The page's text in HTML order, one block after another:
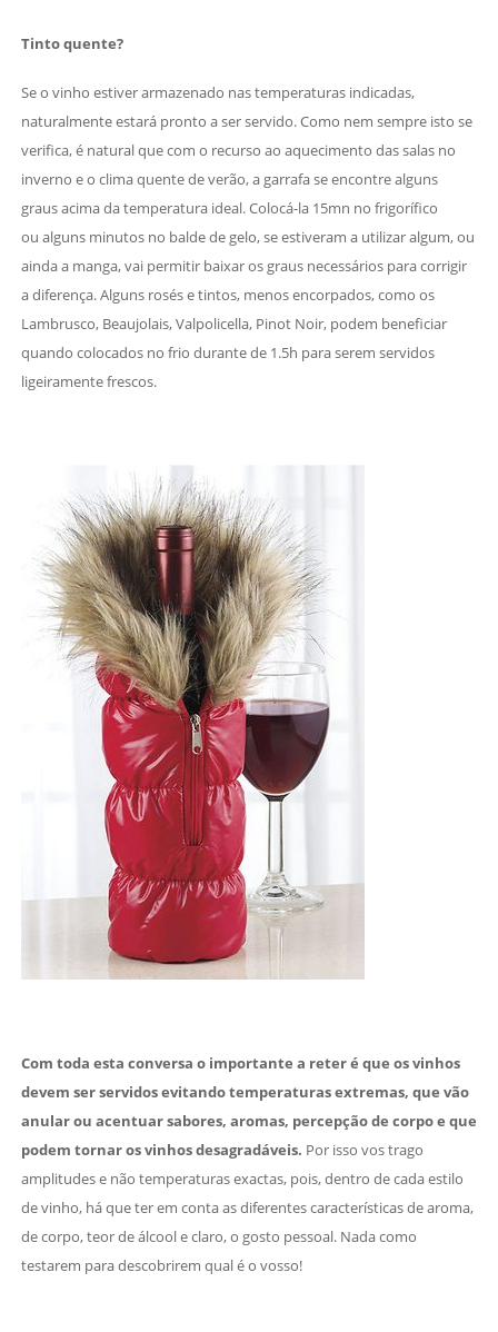
Tinto quente?
Se o vinho estiver armazenado nas temperaturas indicadas,
naturalmente estará pronto a ser servido. Como nem sempre isto se
verifica, é natural que com o recurso ao aquecimento das salas no
inverno e o clima quente de verão, a garrafa se encontre alguns
graus acima da temperatura ideal. Colocá-la 15mn no frigorífico
ou alguns minutos no balde de gelo, se estiveram a utilizar algum, ou
ainda a manga, vai permitir baixar os graus necessários para corrigir
a diferença. Alguns rosés e tintos, menos encorpados, como os
Lambrusco, Beaujolais, Valpolicella, Pinot Noir, podem beneficiar
quando colocados no frio durante de 1.5h para serem servidos
ligeiramente frescos.
Com toda esta conversa o importante a reter é que os vinhos
devem ser servidos evitando temperaturas extremas, que vão
anular ou acentuar sabores, aromas, percepção de corpo e que
podem tornar os vinhos desagradáveis. Por isso vos trago
amplitudes e não temperaturas exactas, pois, dentro de cada estilo
de vinho, há que ter em conta as diferentes características de aroma,
de corpo, teor de álcool e claro, o gosto pessoal. Nada como
testarem para descobrirem qual é o vosso!